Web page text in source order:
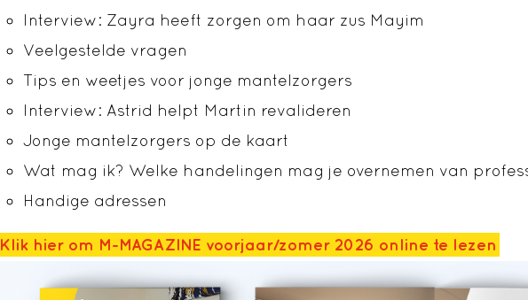
Interview: Zayra heeft zorgen om haar zus Mayim
Veelgestelde vragen
Tips en weetjes voor jonge mantelzorgers
Interview: Astrid helpt Martin revalideren
Jonge mantelzorgers op de kaart
Wat mag ik? Welke handelingen mag je overnemen van
Handige adressen
Klik hier om M-MAGAZINE voorjaar/zomer 2026 online te lezen